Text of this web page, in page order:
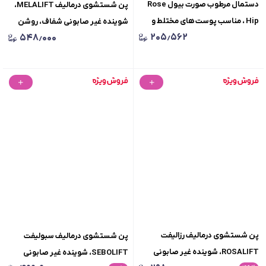
دستمال مرطوب صورت بیول Rose
Hip ، مناسب پوست های مختلط و
۲۰۵٫۵۶۲
پن شستشوی درمالیف MELALIFT،
شوینده غیر صابونی شفاف، روشن
کننده پوست، مناسب انواع پوست،
۵۴۸٫۰۰۰
پن شستشوی درمالیف رزالیفت
ROSALIFT، شوینده غیر صابونی
پن شستشوی درمالیف سبولیفت
SEBOLIFT، شوینده غیر صابونی